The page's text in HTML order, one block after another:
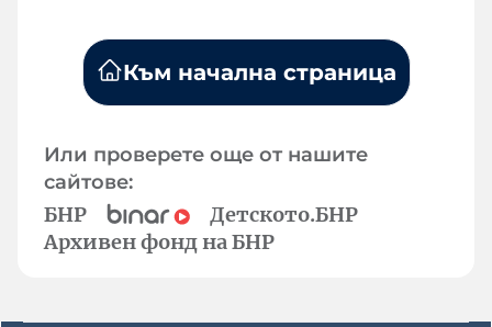
Към начална страница
Или проверете още от нашите
сайтове:
БНР
Детското.БНР
Архивен фонд на БНР